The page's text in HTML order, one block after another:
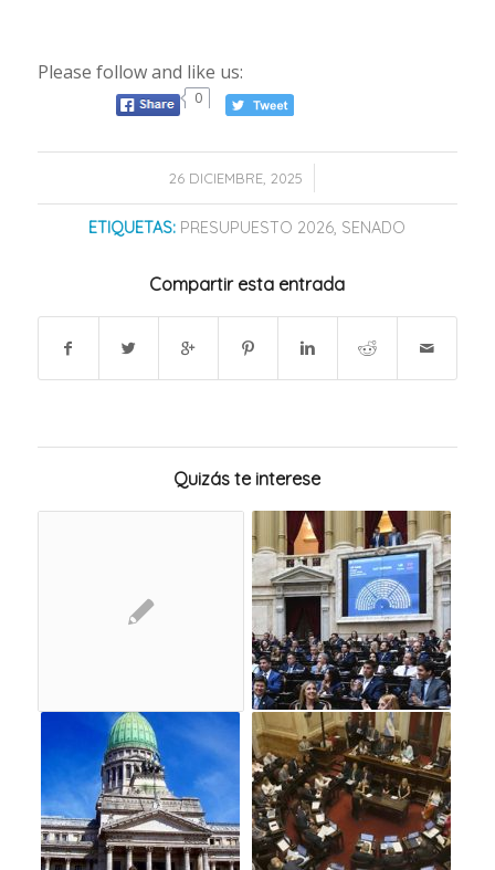
Please follow and like us:
0
26 DICIEMBRE, 2025
/
ETIQUETAS: PRESUPUESTO 2026, SENADO
Compartir esta entrada
Quizás te interese